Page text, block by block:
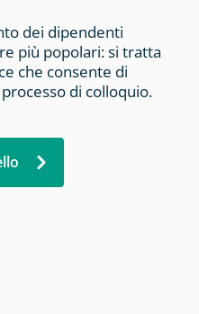
dei dipendenti
più popolari: si tratta
che consente di
di colloquio.